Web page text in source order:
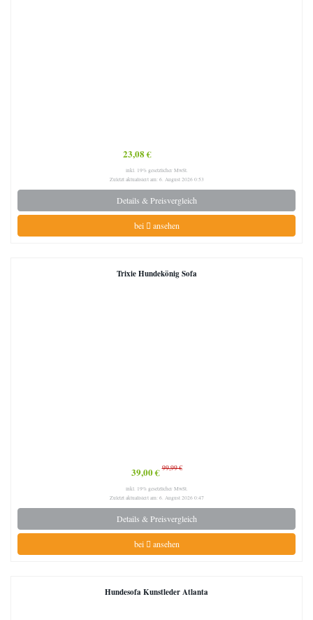
23,08 €
inkl. 19% gesetzlicher MwSt.
Zuletzt aktualisiert am: 6. August 2026 0:53
Details & Preisvergleich
bei ansehen
Trixie Hundekönig Sofa
39,00 €99,99 €
inkl. 19% gesetzlicher MwSt.
Zuletzt aktualisiert am: 6. August 2026 0:47
Details & Preisvergleich
bei ansehen
Hundesofa Kunstleder Atlanta